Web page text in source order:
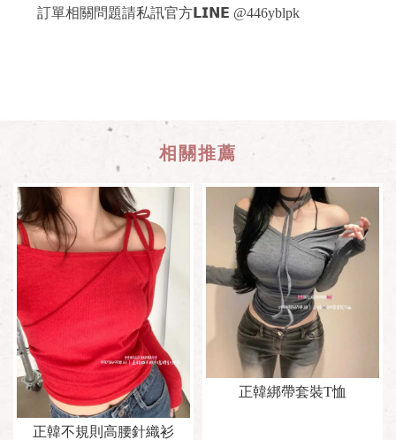
訂單相關問題請私訊官方𝗟𝗜𝗡𝗘 @446yblpk
正韓不規則高腰針織衫
正韓綁帶套裝T恤